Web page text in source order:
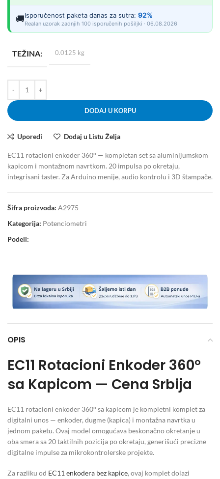
🚚Isporučenost paketa danas za sutra: 92%
Realan uzorak zadnjih 100 isporučenih pošiljki · 06.08.2026
TEŽINA 0.0125 kg
DODAJ U KORPU
Uporedi Dodaj u Listu Želja
EC11 rotacioni enkoder 360° — kompletan set sa aluminijumskom
kapicom i montažnom navrtkom. 20 impulsa po okretaju,
integrisani taster. Za Arduino menije, audio kontrolu i 3D štampače.
Šifra proizvoda: A2975
Kategorija: Potenciometri
Podeli:
OPIS
EC11 Rotacioni Enkoder 360°
sa Kapicom — Cena Srbija
EC11 rotacioni enkoder 360° sa kapicom je kompletni komplet za
digitalni unos — enkoder, dugme (kapica) i montažna navrtka u
jednom paketu. Ovaj model omogućava beskonačno okretanje u
oba smera sa 20 taktilnih pozicija po okretaju, generišući precizne
digitalne impulse za mikrokontrolerske projekte.
Za razliku od EC11 enkodera bez kapice, ovaj komplet dolazi